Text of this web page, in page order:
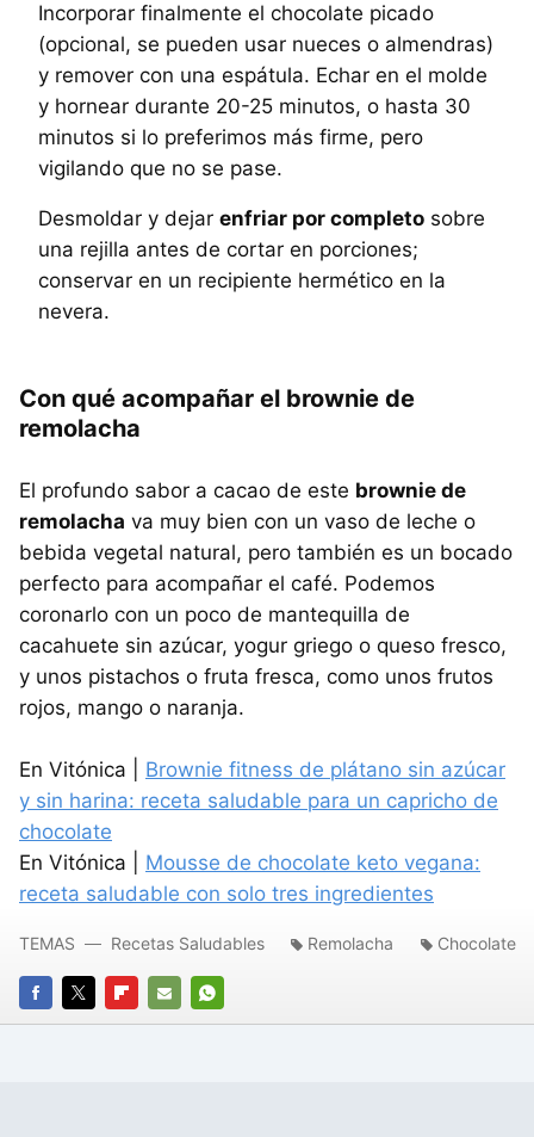
Incorporar finalmente el chocolate picado
(opcional, se pueden usar nueces o almendras)
y remover con una espátula. Echar en el molde
y hornear durante 20-25 minutos, o hasta 30
minutos si lo preferimos más firme, pero
vigilando que no se pase.
Desmoldar y dejar enfriar por completo sobre
una rejilla antes de cortar en porciones;
conservar en un recipiente hermético en la
nevera.
Con qué acompañar el brownie de
remolacha
El profundo sabor a cacao de este brownie de
remolacha va muy bien con un vaso de leche o
bebida vegetal natural, pero también es un bocado
perfecto para acompañar el café. Podemos
coronarlo con un poco de mantequilla de
cacahuete sin azúcar, yogur griego o queso fresco,
y unos pistachos o fruta fresca, como unos frutos
rojos, mango o naranja.
En Vitónica | Brownie fitness de plátano sin azúcar
y sin harina: receta saludable para un capricho de
chocolate
En Vitónica | Mousse de chocolate keto vegana:
receta saludable con solo tres ingredientes
FACEBOOK
TWITTERFLIPBOARD
E-
WHATSAPP
TEMAS Recetas Saludables Remolacha Chocolate